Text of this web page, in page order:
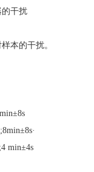
的干扰
本的干扰。
min±4s